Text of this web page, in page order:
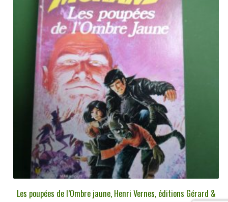
Les poupées de l’Ombre jaune, Henri Vernes, éditions Gérard &